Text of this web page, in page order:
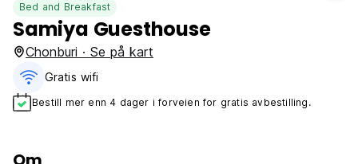
Bed and Breakfast
Samiya Guesthouse
Chonburi · Se på kart
Gratis wifi‎
Bestill mer enn 4 dager i forveien for gratis avbestilling.